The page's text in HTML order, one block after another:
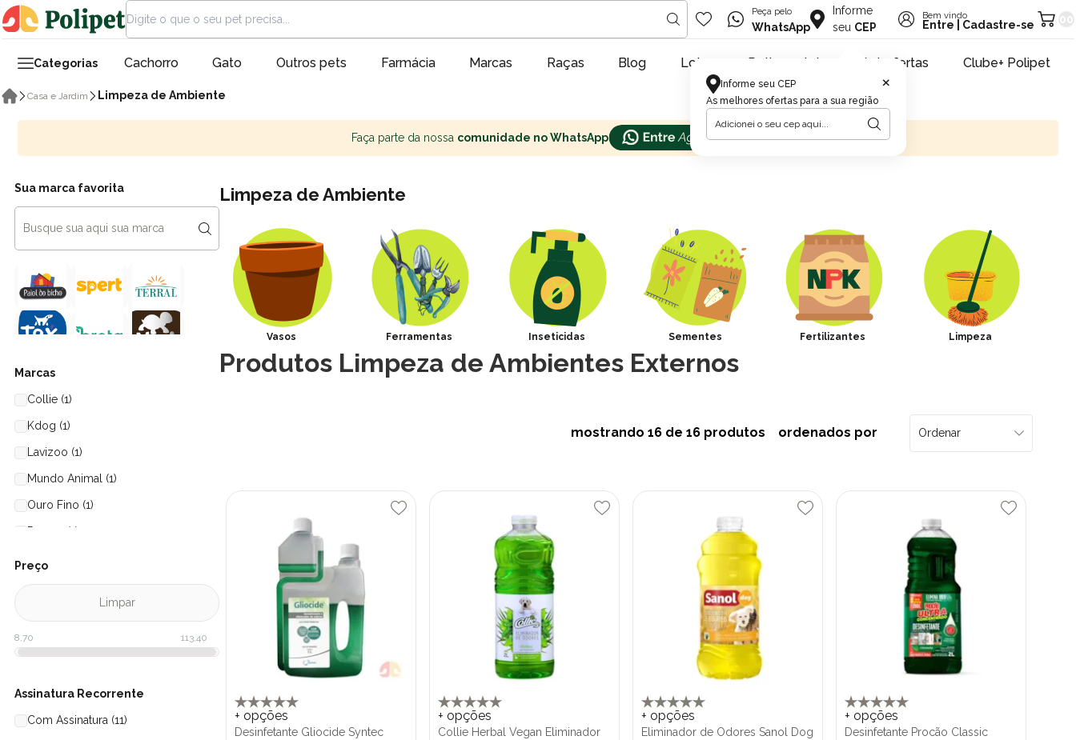
Peça pelo
WhatsApp
Informe
seu CEP
Informe seu CEP
As melhores ofertas para a sua região
×
Bem vindo
Entre Cadastre-se
Categorias Cachorro Gato Outros pets Farmácia Marcas Raças Blog Lojas Retire na loja Pet ofertas Clube+ Polipet
Casa e Jardim Limpeza de Ambiente
Faça parte da nossa comunidade no WhatsApp
Sua marca favorita
Marcas
Collie (1)
Kdog (1)
Lavizoo (1)
Mundo Animal (1)
Ouro Fino (1)
Procao (1)
Syntec (1)
Preço
Limpar
Assinatura Recorrente
Com Assinatura (11)
Limpeza de Ambiente
Vasos Ferramentas Inseticidas Sementes Fertilizantes Limpeza
Produtos Limpeza de Ambientes Externos
mostrando 16de 16 produtos ordenados por
+ opções
Desinfetante Gliocide Syntec
+ opções
Collie Herbal Vegan Eliminador
+ opções
Eliminador de Odores Sanol Dog
+ opções
Desinfetante Procão Classic